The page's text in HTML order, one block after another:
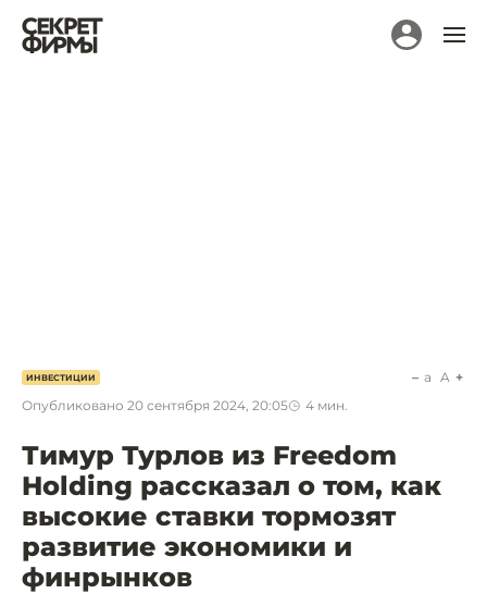
ИНВЕСТИЦИИ
Опубликовано 20 сентября 2024, 20:05 4 мин.
a A
Тимур Турлов из Freedom
Holding рассказал о том, как
высокие ставки тормозят
развитие экономики и
финрынков